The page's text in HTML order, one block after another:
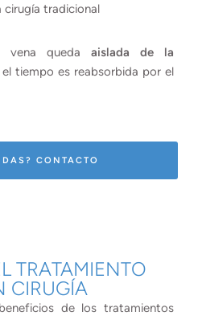
cirugía tradicional
vena queda aislada de la
tiempo es reabsorbida por el
CONTACTO
TRATAMIENTO
CIRUGÍA
de los tratamientos